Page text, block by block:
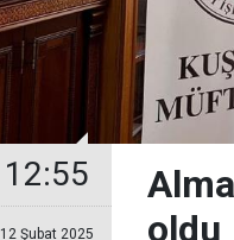
12:55
12 Şubat 2025
oldu